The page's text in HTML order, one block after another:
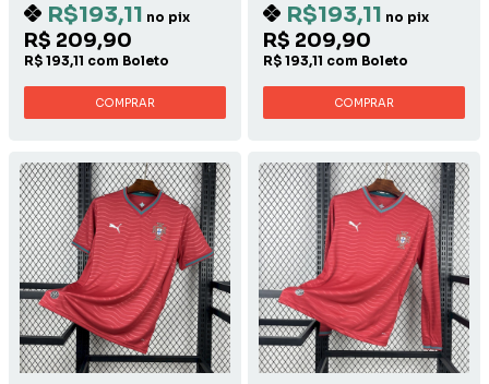
R$193,11 no pix
R$ 209,90
R$ 193,11 com Boleto
COMPRAR
R$193,11 no pix
R$ 209,90
R$ 193,11 com Boleto
COMPRAR